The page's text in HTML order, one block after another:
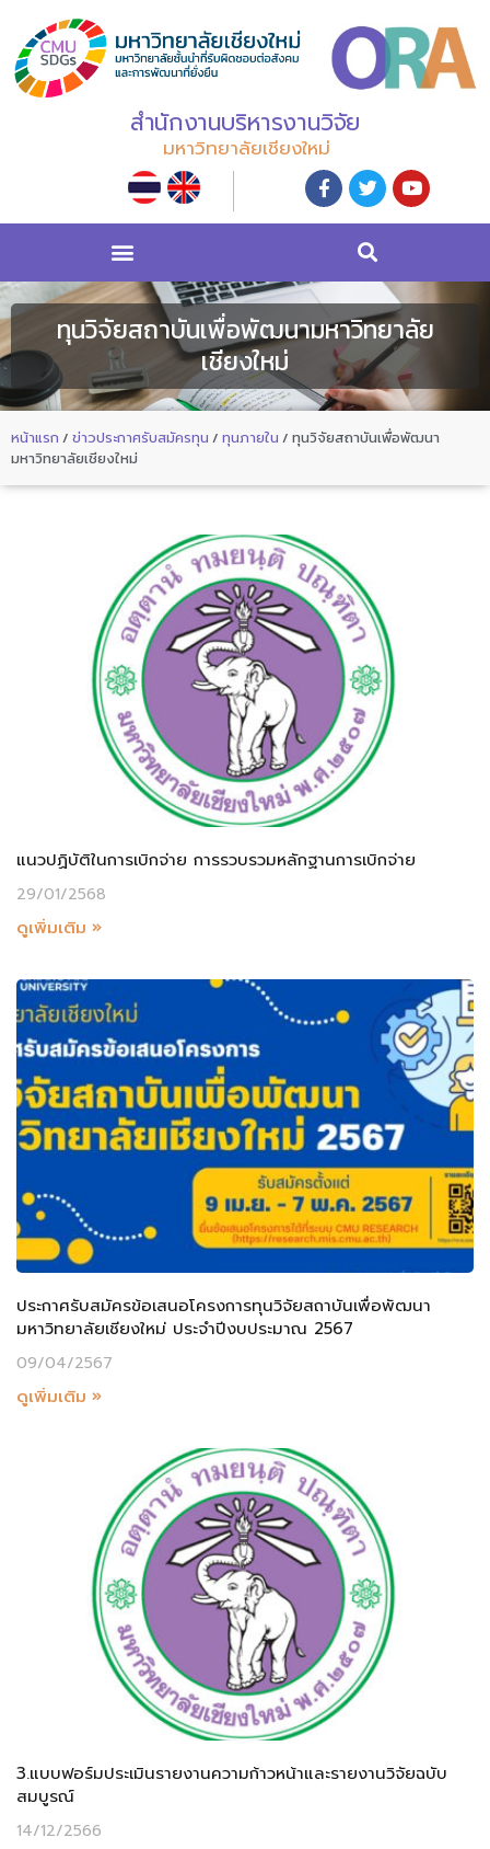
สำนักงานบริหารงานวิจัย
มหาวิทยาลัยเชียงใหม่
ทุนวิจัยสถาบันเพื่อพัฒนามหาวิทยาลัย
เชียงใหม่
หน้าแรก / ข่าวประกาศรับสมัครทุน / ทุนภายใน / ทุนวิจัยสถาบันเพื่อพัฒนา
มหาวิทยาลัยเชียงใหม่
แนวปฏิบัติในการเบิกจ่าย การรวบรวมหลักฐานการเบิกจ่าย
29/01/2568
ดูเพิ่มเติม »
ประกาศรับสมัครข้อเสนอโครงการทุนวิจัยสถาบันเพื่อพัฒนา
มหาวิทยาลัยเชียงใหม่ ประจำปีงบประมาณ 2567
09/04/2567
ดูเพิ่มเติม »
3.แบบฟอร์มประเมินรายงานความก้าวหน้าและรายงานวิจัยฉบับ
สมบูรณ์
14/12/2566